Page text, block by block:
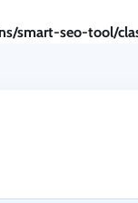
smart-seo-tool/